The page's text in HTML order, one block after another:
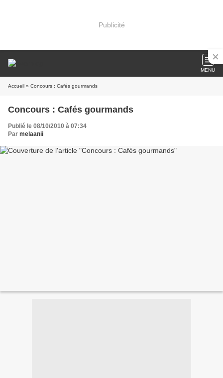
Publicité
MENU
Accueil » Concours : Cafés gourmands
Concours : Cafés gourmands
Publié le 08/10/2010 à 07:34
Par melaanii